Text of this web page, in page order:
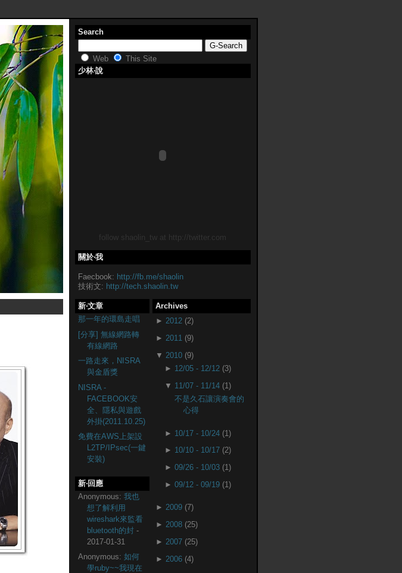
Search
Web
This Site
少林‧說
follow shaolin_tw at http://twitter.com
關於‧我
Faecbook: http://fb.me/shaolin
技術文: http://tech.shaolin.tw
Archives
► 2012 (2)
► 2011 (9)
▼ 2010 (9)
► 12/05 - 12/12 (3)
▼ 11/07 - 11/14 (1)
不是久石讓演奏會的
心得
► 10/17 - 10/24 (1)
► 10/10 - 10/17 (2)
►09/26 - 10/03 (1)
►09/12 - 09/19 (1)
► 2009 (7)
► 2008 (25)
► 2007 (25)
► 2006 (4)
新‧文章
那一年的環島走唱
[分享] 無線網路轉
有線網路
一路走來，NISRA
與金盾獎
NISRA -
FACEBOOK安
全、隱私與遊戲
外掛(2011.10.25)
免費在AWS上架設
L2TP/IPsec(一鍵
安裝)
新‧回應
Anonymous: 我也
想了解利用
wireshark來監看
bluetooth的封-
2017-01-31
Anonymous: 如何
學ruby~~我現在